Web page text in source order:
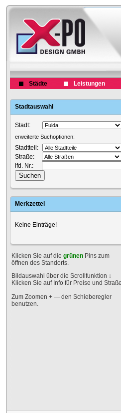
Städte Leistungen
Stadtauswahl
Stadt:
erweiterte Suchoptionen:
Stadtteil:
Straße:
lfd. Nr.:
Merkzettel
Keine Einträge!
Klicken Sie auf die grünen Pins zum
öffnen des Standorts.
Bildauswahl über die Scrollfunktion ↓
Klicken Sie auf Info für Preise und Straße
Zum Zoomen + — den Schieberegler
benutzen.